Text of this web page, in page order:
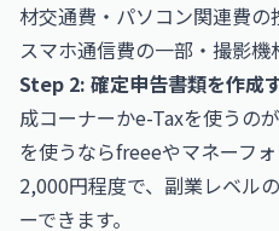
材交通費・パソコン関連費
スマホ通信費の一部・撮影機
Step 2: 確定申告書類を作成
成コーナーかe-Taxを使うの
を使うならfreeeやマネーフ
2,000円程度で、副業レベル
ーできます。